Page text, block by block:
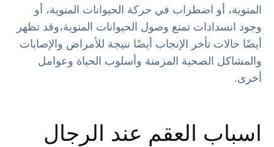
المنوية، أو اضطراب في حركة الحيوانات المنوية، أو
وجود انسدادات تمنع وصول الحيوانات المنوية،وقد تظهر
أيضًا حالات تأخر الإنجاب أيضًا نتيجة للأمراض والإصابات
والمشاكل الصحية المزمنة وأسلوب الحياة وعوامل
أخرى.
اسباب العقم عند الرجال